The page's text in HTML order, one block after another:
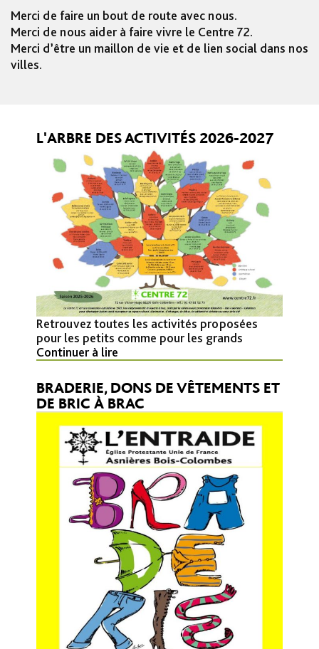
Merci de faire un bout de route avec nous.
Merci de nous aider à faire vivre le Centre 72.
Merci d’être un maillon de vie et de lien social dans nos
villes.
L'ARBRE DES ACTIVITÉS 2026-2027
Retrouvez toutes les activités proposées
pour les petits comme pour les grands
Continuer à lire
BRADERIE, DONS DE VÊTEMENTS ET
DE BRIC À BRAC